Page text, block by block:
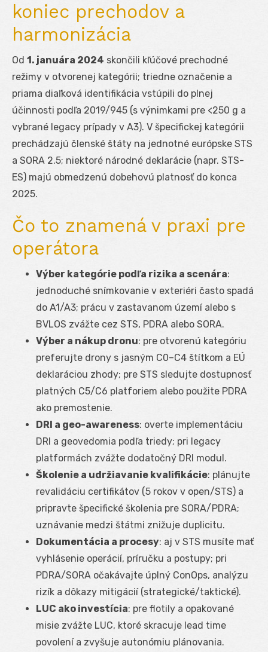
koniec prechodov a
harmonizácia
Od 1. januára 2024 skončili kľúčové prechodné
režimy v otvorenej kategórii; triedne označenie a
priama diaľková identifikácia vstúpili do plnej
účinnosti podľa 2019/945 (s výnimkami pre <250 g a
vybrané legacy prípady v A3). V špecifickej kategórii
prechádzajú členské štáty na jednotné európske STS
a SORA 2.5; niektoré národné deklarácie (napr. STS-
ES) majú obmedzenú dobehovú platnosť do konca
2025.
Čo to znamená v praxi pre
operátora
Výber kategórie podľa rizika a scenára:
jednoduché snímkovanie v exteriéri často spadá
do A1/A3; prácu v zastavanom území alebo s
BVLOS zvážte cez STS, PDRA alebo SORA.
Výber a nákup dronu: pre otvorenú kategóriu
preferujte drony s jasným C0–C4 štítkom a EÚ
deklaráciou zhody; pre STS sledujte dostupnosť
platných C5/C6 platforiem alebo použite PDRA
ako premostenie.
DRI a geo-awareness: overte implementáciu
DRI a geovedomia podľa triedy; pri legacy
platformách zvážte dodatočný DRI modul.
Školenie a udržiavanie kvalifikácie: plánujte
revalidáciu certifikátov (5 rokov v open/STS) a
pripravte špecifické školenia pre SORA/PDRA;
uznávanie medzi štátmi znižuje duplicitu.
Dokumentácia a procesy: aj v STS musíte mať
vyhlásenie operácií, príručku a postupy; pri
PDRA/SORA očakávajte úplný ConOps, analýzu
rizík a dôkazy mitigácií (strategické/taktické).
LUC ako investícia: pre flotily a opakované
misie zvážte LUC, ktoré skracuje lead time
povolení a zvyšuje autonómiu plánovania.